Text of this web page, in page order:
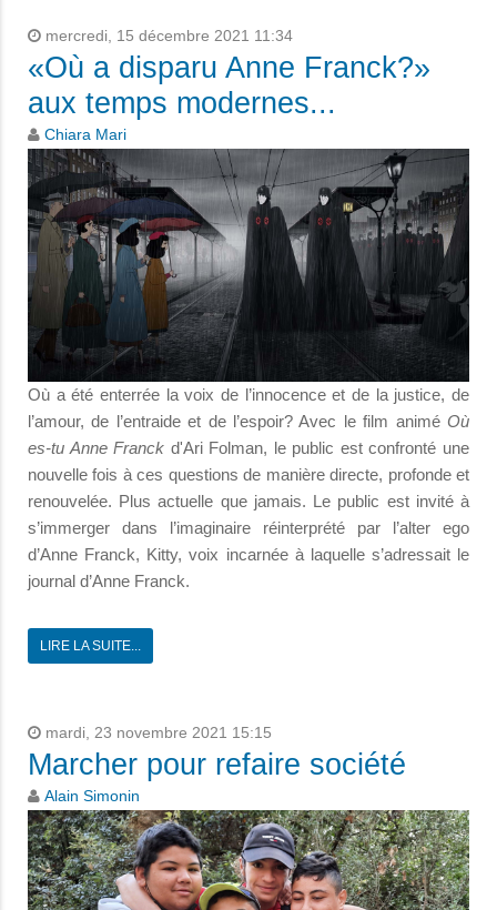
mercredi, 15 décembre 2021 11:34
«Où a disparu Anne Franck?»
aux temps modernes...
Chiara Mari
Où a été enterrée la voix de l’innocence et de la justice, de
l’amour, de l’entraide et de l’espoir? Avec le film animé Où
es-tu Anne Franck d'Ari Folman, le public est confronté une
nouvelle fois à ces questions de manière directe, profonde et
renouvelée. Plus actuelle que jamais. Le public est invité à
s’immerger dans l’imaginaire réinterprété par l’alter ego
d’Anne Franck, Kitty, voix incarnée à laquelle s’adressait le
journal d’Anne Franck.
LIRE LA SUITE...
mardi, 23 novembre 2021 15:15
Marcher pour refaire société
Alain Simonin